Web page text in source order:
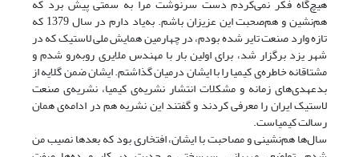
هیچ‌گاه فکر نمی‌کردم دست سرنوشت مرا به سمتی پیش برد که
هم‌نشین و هم‌صحبت این عزیزان باشم. به‌یاد دارم در سال 1379 که
تازه وارد صنعت تایر شده بودم، در چهارمین همایش ملی لاستیک که در
شهر یزد برگزار شد، برای اولین بار با مهندس ملایری رو‌به‌رو شدم و
مشتاقانه خاطره‌ی کیمیا را با ایشان درمیان گذاشتم. ایشان ضمن گلایه از
بدعهدی‌های زمانه و مشکلات انتشار نشریه‌ی کیمیا، نشریه‌ی صنعت
لاستیک ایران را معرفی کردند و گفتند این نشریه هم در ادامه‌ی همان
رسالت کیمیاست.
سال‌ها هم‌نشینی و مصاحبت با ایشان، افتخاری بود که بعدها نصیب من